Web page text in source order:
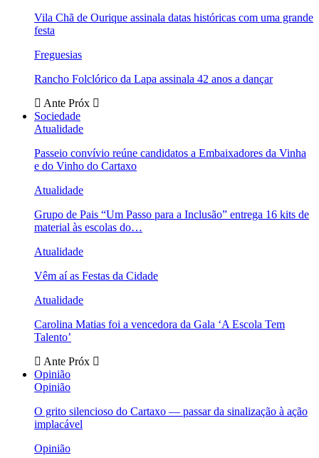
Vila Chã de Ourique assinala datas históricas com uma grande
festa
Freguesias
Rancho Folclórico da Lapa assinala 42 anos a dançar
Ante Próx
Sociedade
Atualidade
Passeio convívio reúne candidatos a Embaixadores da Vinha
e do Vinho do Cartaxo
Atualidade
Grupo de Pais “Um Passo para a Inclusão” entrega 16 kits de
material às escolas do…
Atualidade
Vêm aí as Festas da Cidade
Atualidade
Carolina Matias foi a vencedora da Gala ‘A Escola Tem
Talento’
Ante Próx
Opinião
Opinião
O grito silencioso do Cartaxo — passar da sinalização à ação
implacável
Opinião